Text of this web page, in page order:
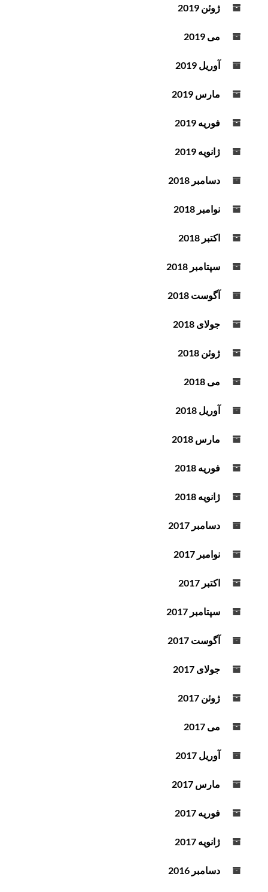
ژوئن 2019
می 2019
آوریل 2019
مارس 2019
فوریه 2019
ژانویه 2019
دسامبر 2018
نوامبر 2018
اکتبر 2018
سپتامبر 2018
آگوست 2018
جولای 2018
ژوئن 2018
می 2018
آوریل 2018
مارس 2018
فوریه 2018
ژانویه 2018
دسامبر 2017
نوامبر 2017
اکتبر 2017
سپتامبر 2017
آگوست 2017
جولای 2017
ژوئن 2017
می 2017
آوریل 2017
مارس 2017
فوریه 2017
ژانویه 2017
دسامبر 2016